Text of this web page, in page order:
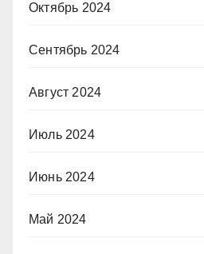
Октябрь 2024
Сентябрь 2024
Август 2024
Июль 2024
Июнь 2024
Май 2024